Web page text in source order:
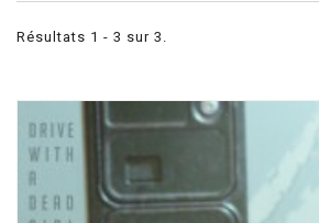
Résultats 1 - 3 sur 3.